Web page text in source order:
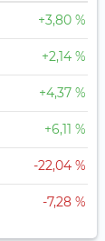
+3,80 %
+2,14 %
+4,37 %
+6,11 %
-22,04 %
-7,28 %